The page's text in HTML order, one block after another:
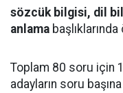
sözcük bilgisi, dil
anlama
Toplam 80 soru için
adayların soru